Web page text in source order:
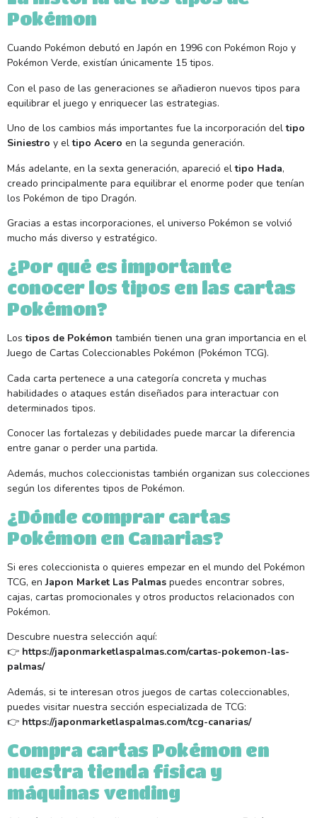
Pokémon
Cuando Pokémon debutó en Japón en 1996 con Pokémon Rojo y
Pokémon Verde, existían únicamente 15 tipos.
Con el paso de las generaciones se añadieron nuevos tipos para
equilibrar el juego y enriquecer las estrategias.
Uno de los cambios más importantes fue la incorporación deltipo
Siniestro y eltipo Acero en la segunda generación.
Más adelante, en la sexta generación, apareció eltipo Hada,
creado principalmente para equilibrar el enorme poder que tenían
los Pokémon de tipo Dragón.
Gracias a estas incorporaciones, el universo Pokémon se volvió
mucho más diverso y estratégico.
¿Por qué es importante
conocer los tipos en las cartas
Pokémon?
Lostipos de Pokémon también tienen una gran importancia en el
Juego de Cartas Coleccionables Pokémon (Pokémon TCG).
Cada carta pertenece a una categoría concreta y muchas
habilidades o ataques están diseñados para interactuar con
determinados tipos.
Conocer las fortalezas y debilidades puede marcar la diferencia
entre ganar o perder una partida.
Además, muchos coleccionistas también organizan sus colecciones
según los diferentes tipos de Pokémon.
¿Dónde comprar cartas
Pokémon en Canarias?
Si eres coleccionista o quieres empezar en el mundo del Pokémon
TCG, enJapon Market Las Palmas puedes encontrar sobres,
cajas, cartas promocionales y otros productos relacionados con
Pokémon.
Descubre nuestra selección aquí:
👉 https://japonmarketlaspalmas.com/cartas-pokemon-las-
palmas/
Además, si te interesan otros juegos de cartas coleccionables,
puedes visitar nuestra sección especializada de TCG:
👉 https://japonmarketlaspalmas.com/tcg-canarias/
Compra cartas Pokémon en
nuestra tienda física y
máquinas vending